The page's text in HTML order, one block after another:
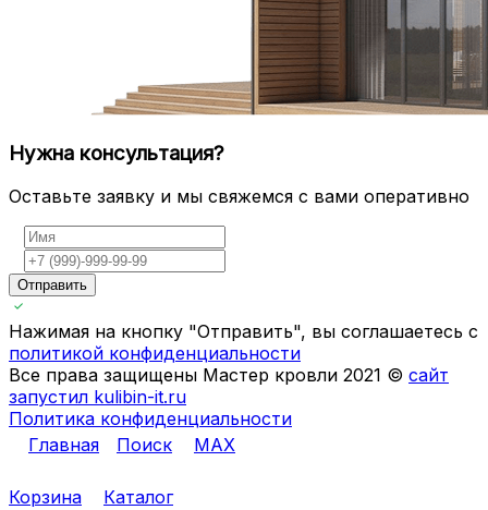
Нужна консультация?
Оставьте заявку и мы свяжемся с вами оперативно
Отправить
Нажимая на кнопку "Отправить", вы соглашаетесь с
политикой конфиденциальности
Все права защищены Мастер кровли 2021 © сайт
запустил kulibin-it.ru
Политика конфиденциальности
Главная
Поиск MAX
Корзина Каталог